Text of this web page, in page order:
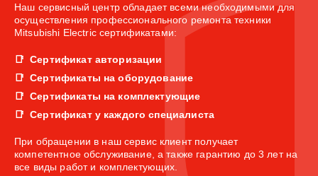
Наш сервисный центр обладает всеми необходимыми для
осуществления профессионального ремонта техники
Mitsubishi Electric сертификатами:
Сертификат авторизации
Сертификаты на оборудование
Сертификаты на комплектующие
Сертификат у каждого специалиста
При обращении в наш сервис клиент получает
компетентное обслуживание, а также гарантию до 3 лет на
все виды работ и комплектующих.